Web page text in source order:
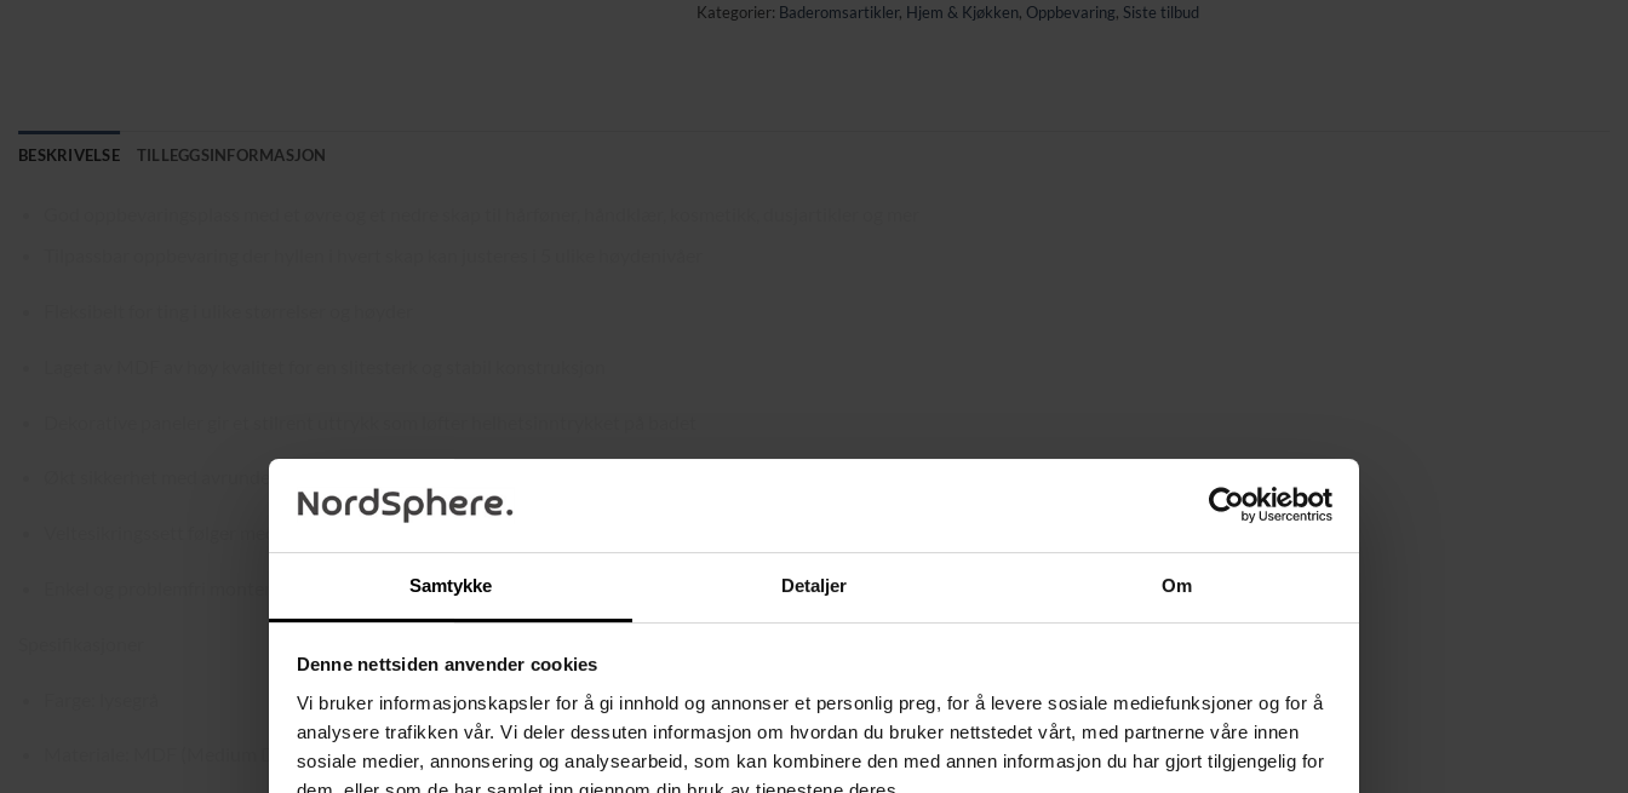
Samtykke Detaljer Om
Denne nettsiden anvender cookies
Vi bruker informasjonskapsler for å gi innhold og annonser et personlig preg, for å levere sosiale mediefunksjoner og for å
analysere trafikken vår. Vi deler dessuten informasjon om hvordan du bruker nettstedet vårt, med partnerne våre innen
sosiale medier, annonsering og analysearbeid, som kan kombinere den med annen informasjon du har gjort tilgjengelig for
Kategorier: Baderomsartikler, Hjem & Kjøkken, Oppbevaring, Siste tilbud
BESKRIVELSE TILLEGGSINFORMASJON
Enkel og problemfri montering takket være merkede deler og tydelige instruksjoner
Materiale: MDF (Medium Density Fiberboard)